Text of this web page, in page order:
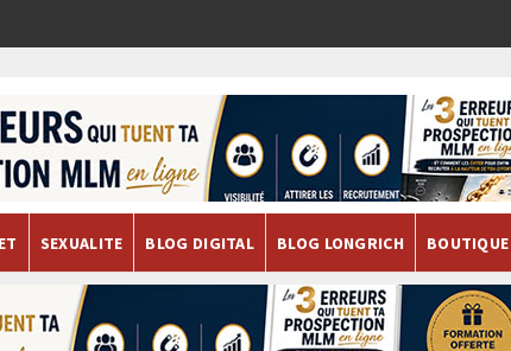
SEXUALITE BLOG DIGITAL BLOG LONGRICH BOUTIQUE